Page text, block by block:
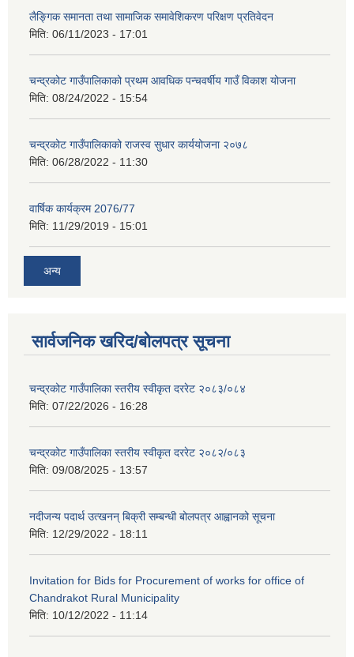
लैङ्गिक समानता तथा सामाजिक समावेशिकरण परिक्षण प्रतिवेदन
मिति: 06/11/2023 - 17:01
चन्द्रकोट गाउँपालिकाको प्रथम आवधिक पन्चवर्षीय गाउँ विकाश योजना
मिति: 08/24/2022 - 15:54
चन्द्रकोट गाउँपालिकाको राजस्व सुधार कार्ययोजना २०७८
मिति: 06/28/2022 - 11:30
वार्षिक कार्यक्रम 2076/77
मिति: 11/29/2019 - 15:01
अन्य
सार्वजनिक खरिद/बोलपत्र सूचना
चन्द्रकोट गाउँपालिका स्तरीय स्वीकृत दररेट २०८३/०८४
मिति: 07/22/2026 - 16:28
चन्द्रकोट गाउँपालिका स्तरीय स्वीकृत दररेट २०८२/०८३
मिति: 09/08/2025 - 13:57
नदीजन्य पदार्थ उत्खनन् बिक्री सम्बन्धी बोलपत्र आह्वानको सूचना
मिति: 12/29/2022 - 18:11
Invitation for Bids for Procurement of works for office of
Chandrakot Rural Municipality
मिति: 10/12/2022 - 11:14